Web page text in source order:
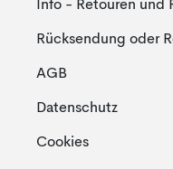
Info - Retouren und
Rücksendung oder
AGB
Datenschutz
Cookies